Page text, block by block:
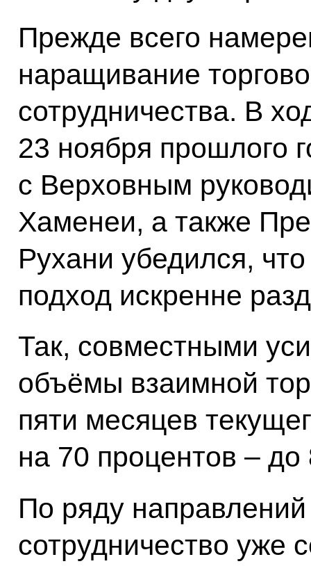
Прежде всего
наращивание
сотрудничества. В
23 ноября прошлого
с Верховным
Хаменеи, а также
Рухани убедился,
подход искренне
Так, совместными
объёмы взаимной
пяти месяцев
на 70 процентов –
По ряду
сотрудничество уже